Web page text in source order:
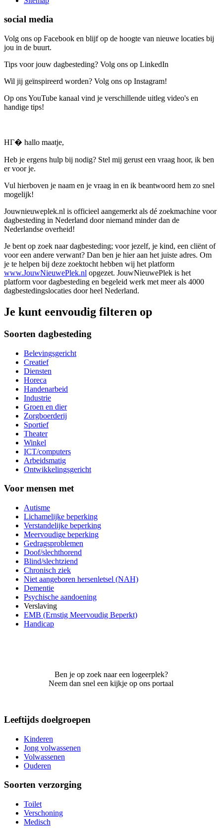
social media
Volg ons op Facebook en blijf op de hoogte van nieuwe locaties bij
jou in de buurt.
Tips voor jouw dagbesteding? Volg ons op LinkedIn
Wil jij geïnspireerd worden? Volg ons op Instagram!
Op ons YouTube kanaal vind je verschillende uitleg video's en
handige tips!
HГ� hallo maatje,
Heb je ergens hulp bij nodig? Stel mij gerust een vraag hoor, ik ben
er voor je.
Vul hierboven je naam en je vraag in en ik beantwoord hem zo snel
mogelijk!
Jouwnieuweplek.nl is officieel aangemerkt als dé zoekmachine voor
dagbesteding in Nederland door niemand minder dan de
Nederlandse overheid!
Je bent op zoek naar dagbesteding; voor jezelf, je kind, een cliënt of
voor een andere verwant? Dan ben je hier aan het juiste adres. Om
je te helpen bij deze zoektocht hebben wij het platform
www.JouwNieuwePlek.nl opgezet. JouwNieuwePlek is het
platform voor dagbesteding en begeleid werk met meer als 4000
dagbestedingslocaties door heel Nederland.
Je kunt eenvoudig filteren op
Soorten dagbesteding
Belevingsgericht
Creatief
Diensten
Horeca
Handenarbeid
Industrie
Groen en dier
Zorgboerderij
Sportief
Theater
Winkel
ICT/computers
Arbeidsmatig
Ontwikkelingsgericht
Voor mensen met
Autisme
Lichamelijke beperking
Verstandelijke beperking
Meervoudige beperking
Gedragsproblemen
Doof/slechthorend
Blind/slechtziend
Chronisch ziek
Niet aangeboren hersenletsel (NAH)
Dementie
Psychische aandoening
Verslaving
EMB (Ernstig Meervoudig Beperkt)
Handicap
Ben je op zoek naar een logeerplek?
Neem dan snel een kijkje op ons portaal
Leeftijds doelgroepen
Kinderen
Jong volwassenen
Volwassenen
Ouderen
Soorten verzorging
Toilet
Verschoning
Medisch